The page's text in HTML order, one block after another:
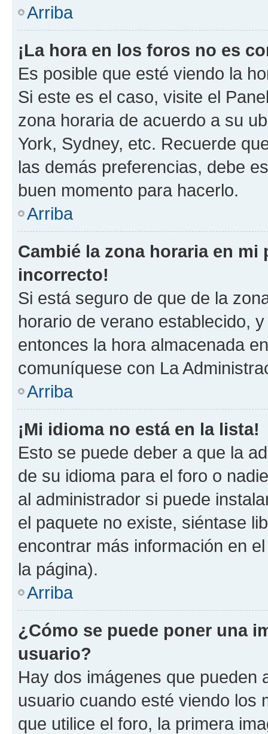
Arriba
¡La hora en los foros no es
Es posible que esté viendo la
Si este es el caso, visite el
zona horaria de acuerdo a su
York, Sydney, etc. Recuerde
las demás preferencias, debe
buen momento para hacerlo.
Arriba
Cambié la zona horaria en
incorrecto!
Si está seguro de que de la
horario de verano establecido,
entonces la hora almacenada
comuníquese con La
Arriba
¡Mi idioma no está en la lista!
Esto se puede deber a que la
de su idioma para el foro o
al administrador si puede
el paquete no existe, siéntase
encontrar más información en
la página).
Arriba
¿Cómo se puede poner una
usuario?
Hay dos imágenes que pueden
usuario cuando esté viendo los
que utilice el foro, la primera